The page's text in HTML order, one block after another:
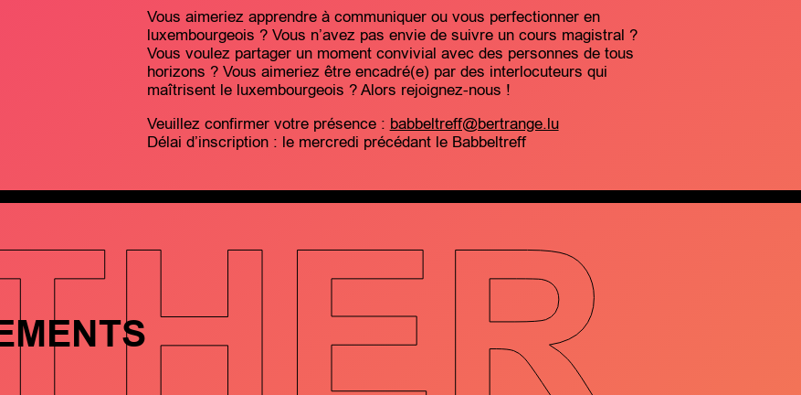
Vous aimeriez apprendre à communiquer ou vous perfectionner en
luxembourgeois ? Vous n’avez pas envie de suivre un cours magistral ?
Vous voulez partager un moment convivial avec des personnes de tous
horizons ? Vous aimeriez être encadré(e) par des interlocuteurs qui
maîtrisent le luxembourgeois ? Alors rejoignez-nous !
Veuillez confirmer votre présence : babbeltreff@bertrange.lu
Délai d’inscription : le mercredi précédant le Babbeltreff